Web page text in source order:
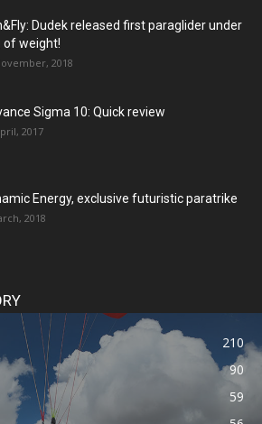
Dudek released first paraglider under
of weight!
2018
Sigma 10: Quick review
2017
Energy, exclusive futuristic paratrike
2018
210
90
59